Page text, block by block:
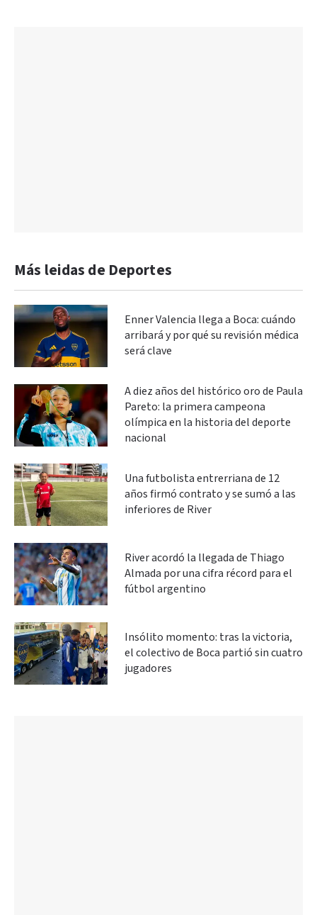
Más leidas de Deportes
Enner Valencia llega a Boca: cuándo
arribará y por qué su revisión médica
será clave
A diez años del histórico oro de Paula
Pareto: la primera campeona
olímpica en la historia del deporte
nacional
Una futbolista entrerriana de 12
años firmó contrato y se sumó a las
inferiores de River
River acordó la llegada de Thiago
Almada por una cifra récord para el
fútbol argentino
Insólito momento: tras la victoria,
el colectivo de Boca partió sin cuatro
jugadores